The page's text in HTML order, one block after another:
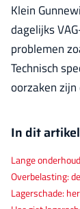
Klein
dagelijks
problemen
Technisch
oorzaken
In dit artikel
Lange
Overbelasting:
Lagerschade: